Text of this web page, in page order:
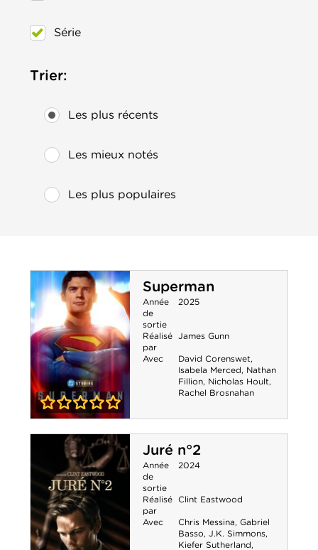
Série
Trier:
Les plus récents
Les mieux notés
Les plus populaires
Superman
Superman
Année
de
sortie
2025
Réalisé
par
James Gunn
Avec David Corenswet,
Isabela Merced, Nathan
Fillion, Nicholas Hoult,
Rachel Brosnahan
Juré n°2
Année
de
sortie
2024
Réalisé
par
Clint Eastwood
Avec Chris Messina, Gabriel
Basso, J.K. Simmons,
Kiefer Sutherland,